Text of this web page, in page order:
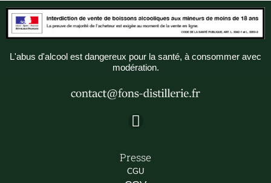
L'abus d'alcool est dangereux pour la santé, à consommer avec
modération.
I
t
Presse
CGU